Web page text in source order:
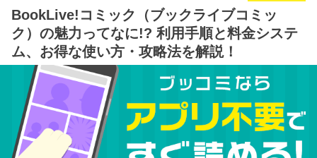
BookLive!コミック（ブックライブコミッ
ク）の魅力ってなに!? 利用手順と料金システ
ム、お得な使い方・攻略法を解説！